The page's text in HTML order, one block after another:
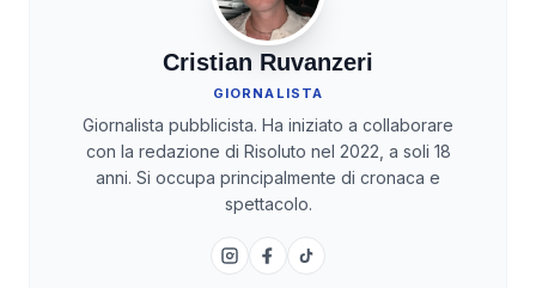
Cristian Ruvanzeri
GIORNALISTA
Giornalista pubblicista. Ha iniziato a collaborare
con la redazione di Risoluto nel 2022, a soli 18
anni. Si occupa principalmente di cronaca e
spettacolo.